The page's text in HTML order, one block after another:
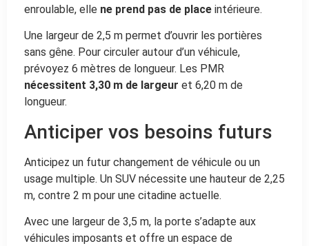
enroulable, elle ne prend pas de place intérieure.
Une largeur de 2,5 m permet d’ouvrir les portières
sans gêne. Pour circuler autour d’un véhicule,
prévoyez 6 mètres de longueur. Les PMR
nécessitent 3,30 m de largeur et 6,20 m de
longueur.
Anticiper vos besoins futurs
Anticipez un futur changement de véhicule ou un
usage multiple. Un SUV nécessite une hauteur de 2,25
m, contre 2 m pour une citadine actuelle.
Avec une largeur de 3,5 m, la porte s’adapte aux
véhicules imposants et offre un espace de